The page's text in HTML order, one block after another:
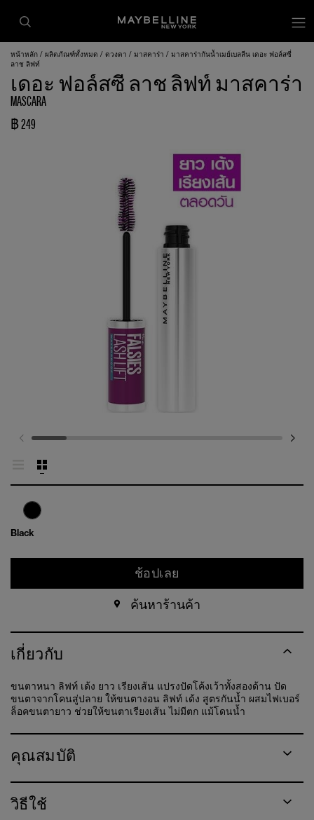
หน้าหลัก ผลิตภัณฑ์ทั้งหมด ดวงตา มาสคาร่า
มาสคาร่ากันน้ำเมย์เบลลีน เดอะ ฟอล์สซี่
ลาช ลิฟท์
เดอะ ฟอล์สซี่ ลาช ลิฟท์ มาสคาร่า
MASCARA
฿ 249
Black
ช้อปเลย
ค้นหาร้านค้า
เกี่ยวกับ
ขนตาหนา ลิฟท์ เด้ง ยาว เรียงเส้น แปรงปัดโค้งเว้าทั้งสองด้าน ปัด
ขนตาจากโคนสู่ปลาย ให้ขนตางอน ลิฟท์ เด้ง สูตรกันน้ำ ผสมไฟเบอร์
ล็อคขนตายาว ช่วยให้ขนตาเรียงเส้น ไม่มีตก แม้โดนน้ำ
คุณสมบัติ
วิธีใช้